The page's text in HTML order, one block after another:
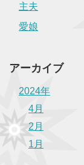
主夫
愛娘
アーカイブ
2024年
4月
2月
1月